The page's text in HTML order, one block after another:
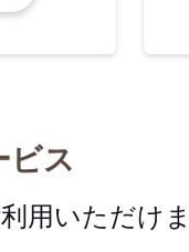
ビス
用いただけ